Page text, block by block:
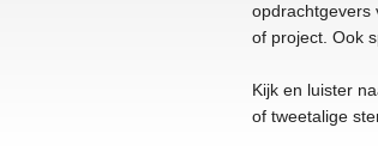
opdrachtgevers
of project. Ook
Kijk en luister
of tweetalige